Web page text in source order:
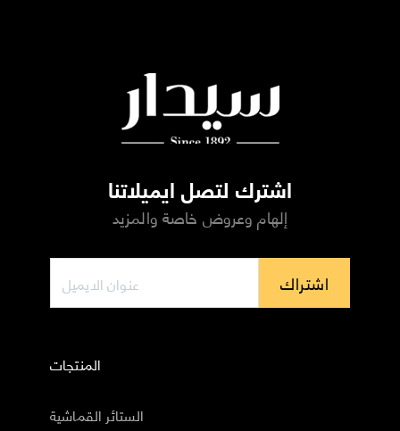
اشترك لتصل ايميلاتنا
إلهام وعروض خاصة والمزيد
اشتراك
المنتجات
الستائر القماشية